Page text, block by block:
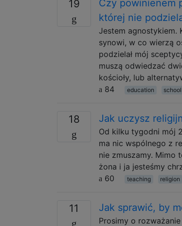
19
Czy powinienem
której nie
Jestem agnostykiem.
synowi, w co wierzą
podzielał mój
muszą odwiedzać
kościoły, lub
84
education school
18 Jak uczysz
Od kilku tygodni mój
ma nic wspólnego z
nie zmuszamy. Mimo
żona i ja jesteśmy
60
teaching religion
11 Jak sprawić, by
Prosimy o